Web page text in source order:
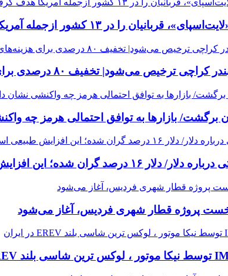
را در ۱۳ کشور ازجمله آمریکا هدف گرفت
می‌شود| تخفیف ۸۰ درصدی برای هزینه‌های انبارداری
گران شده؛ این افزایش طبیعی است!
پروژه قطار شهری فردیس، آغاز می‌شود